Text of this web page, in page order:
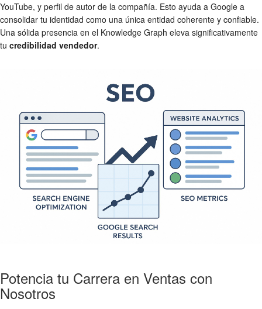
YouTube, y perfil de autor de la compañía. Esto ayuda a Google a
consolidar tu identidad como una única entidad coherente y confiable.
Una sólida presencia en el Knowledge Graph eleva significativamente
tu credibilidad vendedor.
Potencia tu Carrera en Ventas con
Nosotros